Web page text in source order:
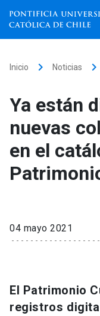
Facultades,
institutos
Investigación
Información para
Inicio keyboard_arrow_right Noticias keyboard_arrow_right
Ya están
nuevas
en el
04 mayo 2021
El Patrimonio
registros